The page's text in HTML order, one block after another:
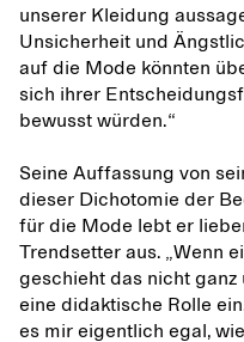
unserer Kleidung
Unsicherheit und
auf die Mode könnten
sich ihrer
bewusst würden.“
Seine Auffassung von
dieser Dichotomie der
für die Mode lebt er
Trendsetter aus. „Wenn
geschieht das nicht ganz
eine didaktische Rolle
es mir eigentlich egal,